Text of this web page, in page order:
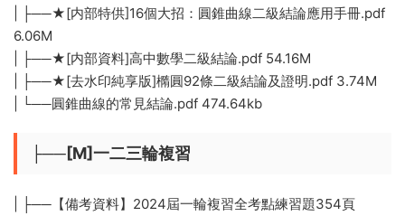
| ├──★[内部特供]16個大招：圓錐曲線二級結論應用手冊.pdf
6.06M
| ├──★[内部資料]高中數學二級結論.pdf 54.16M
| ├──★[去水印純享版]橢圓92條二級結論及證明.pdf 3.74M
| └──圓錐曲線的常見結論.pdf 474.64kb
├──[M]一二三輪複習
| ├──【備考資料】2024屆一輪複習全考點練習題354頁